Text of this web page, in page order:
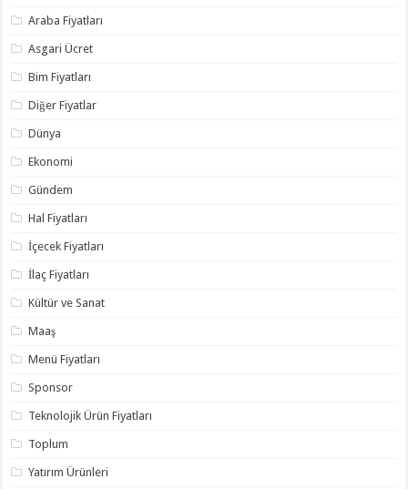
Araba Fiyatları
Asgari Ücret
Bim Fiyatları
Diğer Fiyatlar
Dünya
Ekonomi
Gündem
Hal Fiyatları
İçecek Fiyatları
İlaç Fiyatları
Kültür ve Sanat
Maaş
Menü Fiyatları
Sponsor
Teknolojik Ürün Fiyatları
Toplum
Yatırım Ürünleri